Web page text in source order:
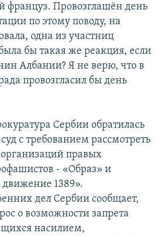
француз. Провозглашён день
по этому поводу, на
одна из участниц
бы такая же реакция, если
Албании? Я не верю, что в
провозгласил бы день
Сербии обратилась
с требованием рассмотреть
организаций правых
- «Образ» и
движение 1389».
дел Сербии сообщает,
о возможности запрета
насилием,